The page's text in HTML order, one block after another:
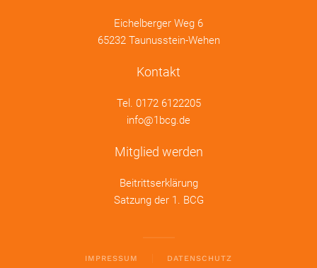
Eichelberger Weg 6
65232 Taunusstein-Wehen
Kontakt
Tel. 0172 6122205
info@1bcg.de
Mitglied werden
Beitrittserklärung
Satzung der 1. BCG
IMPRESSUM DATENSCHUTZ